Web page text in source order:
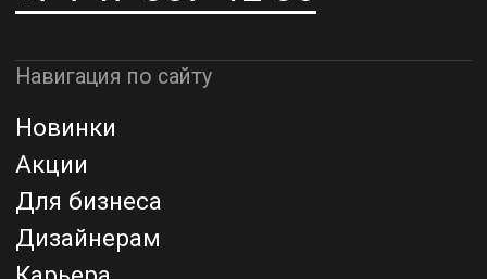
Благодарим за внимание к Lamper.kz.
проектах!
Политика конфиденциальности